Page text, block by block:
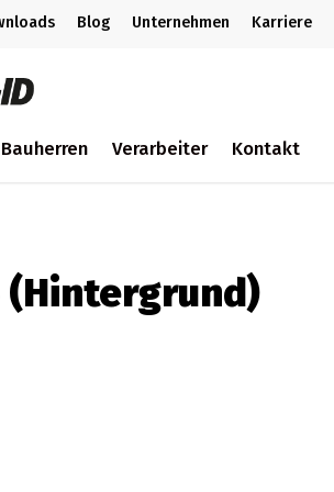
Blog Unternehmen Karriere
Bauherren Verarbeiter Kontakt
(Hintergrund)